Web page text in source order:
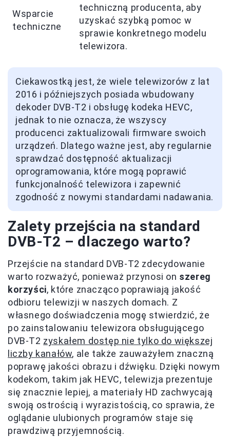
Wsparcie
techniczne
techniczną producenta, aby
uzyskać szybką pomoc w
sprawie konkretnego modelu
telewizora.
Ciekawostką jest, że wiele telewizorów z lat
2016 i późniejszych posiada wbudowany
dekoder DVB-T2 i obsługę kodeka HEVC,
jednak to nie oznacza, że wszyscy
producenci zaktualizowali firmware swoich
urządzeń. Dlatego ważne jest, aby regularnie
sprawdzać dostępność aktualizacji
oprogramowania, które mogą poprawić
funkcjonalność telewizora i zapewnić
zgodność z nowymi standardami nadawania.
Zalety przejścia na standard
DVB-T2 – dlaczego warto?
Przejście na standard DVB-T2 zdecydowanie
warto rozważyć, ponieważ przynosi on szereg
korzyści, które znacząco poprawiają jakość
odbioru telewizji w naszych domach. Z
własnego doświadczenia mogę stwierdzić, że
po zainstalowaniu telewizora obsługującego
DVB-T2 zyskałem dostęp nie tylko do większej
liczby kanałów, ale także zauważyłem znaczną
poprawę jakości obrazu i dźwięku. Dzięki nowym
kodekom, takim jak HEVC, telewizja prezentuje
się znacznie lepiej, a materiały HD zachwycają
swoją ostrością i wyrazistością, co sprawia, że
oglądanie ulubionych programów staje się
prawdziwą przyjemnością.